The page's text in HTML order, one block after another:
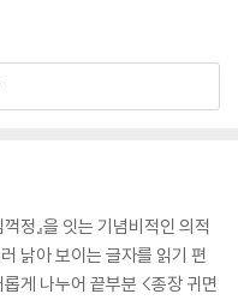
꺽정』을 잇는 기념비적인 의적
낡아 보이는 글자를 읽기 편
게 나누어 끝부분 <종장 귀면